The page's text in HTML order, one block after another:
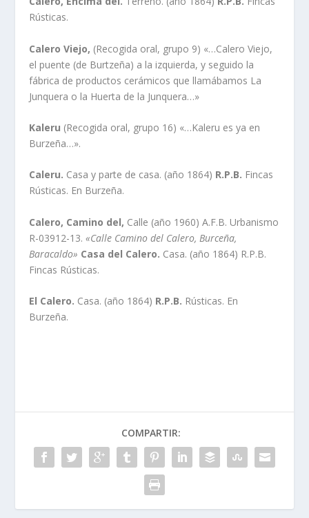
Rústicas.
Calero Viejo, (Recogida oral, grupo 9) «…Calero Viejo,
el puente (de Burtzeña) a la izquierda, y seguido la
fábrica de productos cerámicos que llamábamos La
Junquera o la Huerta de la Junquera…»
Kaleru (Recogida oral, grupo 16) «…Kaleru es ya en
Burzeña…».
Caleru. Casa y parte de casa. (año 1864) R.P.B. Fincas
Rústicas. En Burzeña.
Calero, Camino del, Calle (año 1960) A.F.B. Urbanismo
R-03912-13.«Calle Camino del Calero, Burceña,
Baracaldo» Casa del Calero. Casa. (año 1864) R.P.B.
Fincas Rústicas.
El Calero. Casa. (año 1864) R.P.B. Rústicas. En
Burzeña.
COMPARTIR: